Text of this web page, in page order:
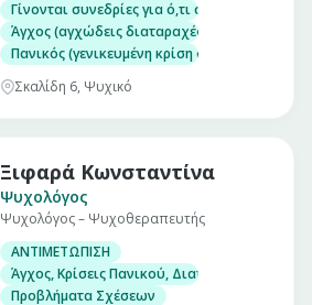
Γίνονται συνεδρίες για ό,τι σας απασχολεί
Άγχος (αγχώδεις διαταραχές)
Πανικός (γενικευμένη κρίση άγχους, κρίση
Σκαλίδη 6, Ψυχικό
Ξιφαρά Κωνσταντίνα
Ψυχολόγος
Ψυχολόγος – Ψυχοθεραπευτής
ΑΝΤΙΜΕΤΩΠΙΣΗ
Άγχος, Κρίσεις Πανικού, Διαταραχές Ύπνου,
Προβλήματα Σχέσεων